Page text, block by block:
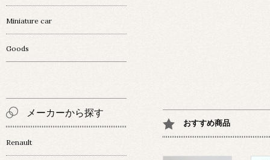
おすすめ商品
Miniature car
Goods
メーカーから探す
Renault